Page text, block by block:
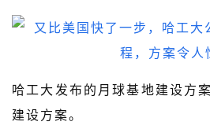
哈工大发布的月球基地建设方
建设方案。